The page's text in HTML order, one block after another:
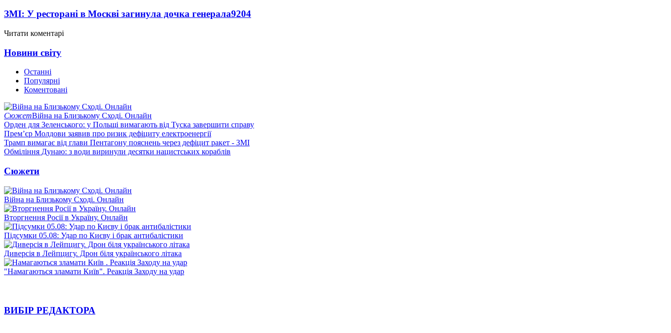
ЗМІ: У ресторані в Москві загинула дочка генерала9204
Читати коментарі
Новини світу
Останні
Популярні
Коментовані
СюжетВійна на Близькому Сході. Онлайн
Орден для Зеленського: у Польщі вимагають від Туска завершити справу
Прем’єр Молдови заявив про ризик дефіциту електроенергії
Трамп вимагає від глави Пентагону пояснень через дефіцит ракет - ЗМІ
Обміління Дунаю: з води виринули десятки нацистських кораблів
Сюжети
Війна на Близькому Сході. Онлайн
Вторгнення Росії в Україну. Онлайн
Підсумки 05.08: Удар по Києву і брак антибалістики
Диверсія в Лейпцигу. Дрон біля українського літака
"Намагаються зламати Київ". Реакція Заходу на удар
ВИБІР РЕДАКТОРА